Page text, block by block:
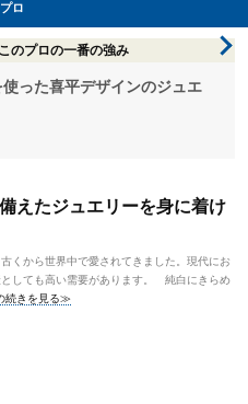
ロ
このプロの一番の強み
った喜平デザインのジュエ
えたジュエリーを身に着け
くから世界中で愛されてきました。現代にお
しても高い需要があります。 純白にきらめ
続きを見る≫